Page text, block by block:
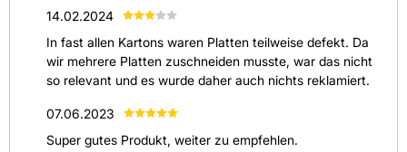
1
(0)
Alle anzeigen
14.02.2024
In fast allen Kartons waren Platten teilweise defekt. Da
wir mehrere Platten zuschneiden musste, war das nicht
so relevant und es wurde daher auch nichts reklamiert.
07.06.2023
Super gutes Produkt, weiter zu empfehlen.